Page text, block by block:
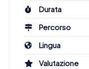
Durata
Percorso
Lingua
Valutazione